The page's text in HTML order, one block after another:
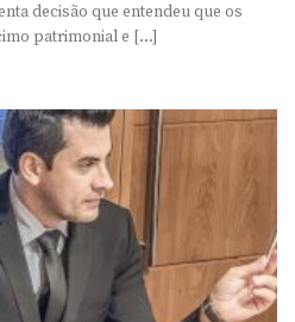
decisão que entendeu que os
patrimonial e [...]